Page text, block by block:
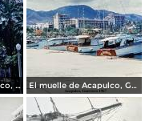
La Catedral de Acapulco, Guerrero 1967. El muelle de Acapulco, Guerrero 1967.